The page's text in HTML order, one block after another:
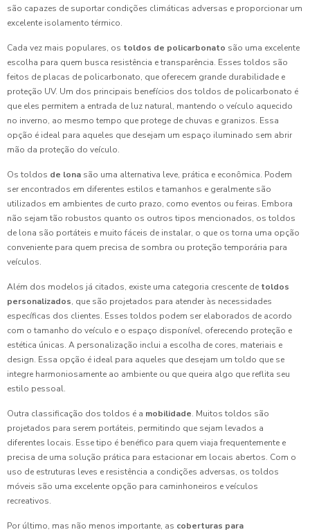
são capazes de suportar condições climáticas adversas e proporcionar um
excelente isolamento térmico.
Cada vez mais populares, os toldos de policarbonato são uma excelente
escolha para quem busca resistência e transparência. Esses toldos são
feitos de placas de policarbonato, que oferecem grande durabilidade e
proteção UV. Um dos principais benefícios dos toldos de policarbonato é
que eles permitem a entrada de luz natural, mantendo o veículo aquecido
no inverno, ao mesmo tempo que protege de chuvas e granizos. Essa
opção é ideal para aqueles que desejam um espaço iluminado sem abrir
mão da proteção do veículo.
Os toldos de lona são uma alternativa leve, prática e econômica. Podem
ser encontrados em diferentes estilos e tamanhos e geralmente são
utilizados em ambientes de curto prazo, como eventos ou feiras. Embora
não sejam tão robustos quanto os outros tipos mencionados, os toldos
de lona são portáteis e muito fáceis de instalar, o que os torna uma opção
conveniente para quem precisa de sombra ou proteção temporária para
veículos.
Além dos modelos já citados, existe uma categoria crescente de toldos
personalizados, que são projetados para atender às necessidades
específicas dos clientes. Esses toldos podem ser elaborados de acordo
com o tamanho do veículo e o espaço disponível, oferecendo proteção e
estética únicas. A personalização inclui a escolha de cores, materiais e
design. Essa opção é ideal para aqueles que desejam um toldo que se
integre harmoniosamente ao ambiente ou que queira algo que reflita seu
estilo pessoal.
Outra classificação dos toldos é a mobilidade. Muitos toldos são
projetados para serem portáteis, permitindo que sejam levados a
diferentes locais. Esse tipo é benéfico para quem viaja frequentemente e
precisa de uma solução prática para estacionar em locais abertos. Com o
uso de estruturas leves e resistência a condições adversas, os toldos
móveis são uma excelente opção para caminhoneiros e veículos
recreativos.
Por último, mas não menos importante, as coberturas para